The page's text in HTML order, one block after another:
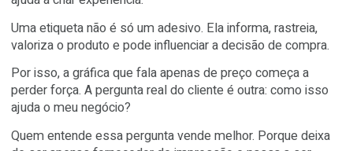
da conversa. Agora, ela faz parte de uma solução maior.
Uma embalagem para delivery, por exemplo, não é só
caixa. Ela protege o produto, leva a marca até o cliente
ajuda a criar experiência.
valoriza o produto e pode influenciar a decisão de